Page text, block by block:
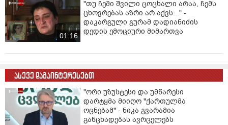
01:16
"თუ ჩემი შვილი ცოცხალი არაა, ჩემს
ცხოვრებას აზრი არ აქვს..." -
დაკარგული გურამ დადიანიძის
დედის ემოციური მიმართვა
ასევე დაგაინტერესებთ
"ორი უზუსტესი და უმწარესი
დარტყმა მიიღო "ქართულმა
ოცნებამ" - ნიკა გვარამია
განცხადებას ავრცელებს